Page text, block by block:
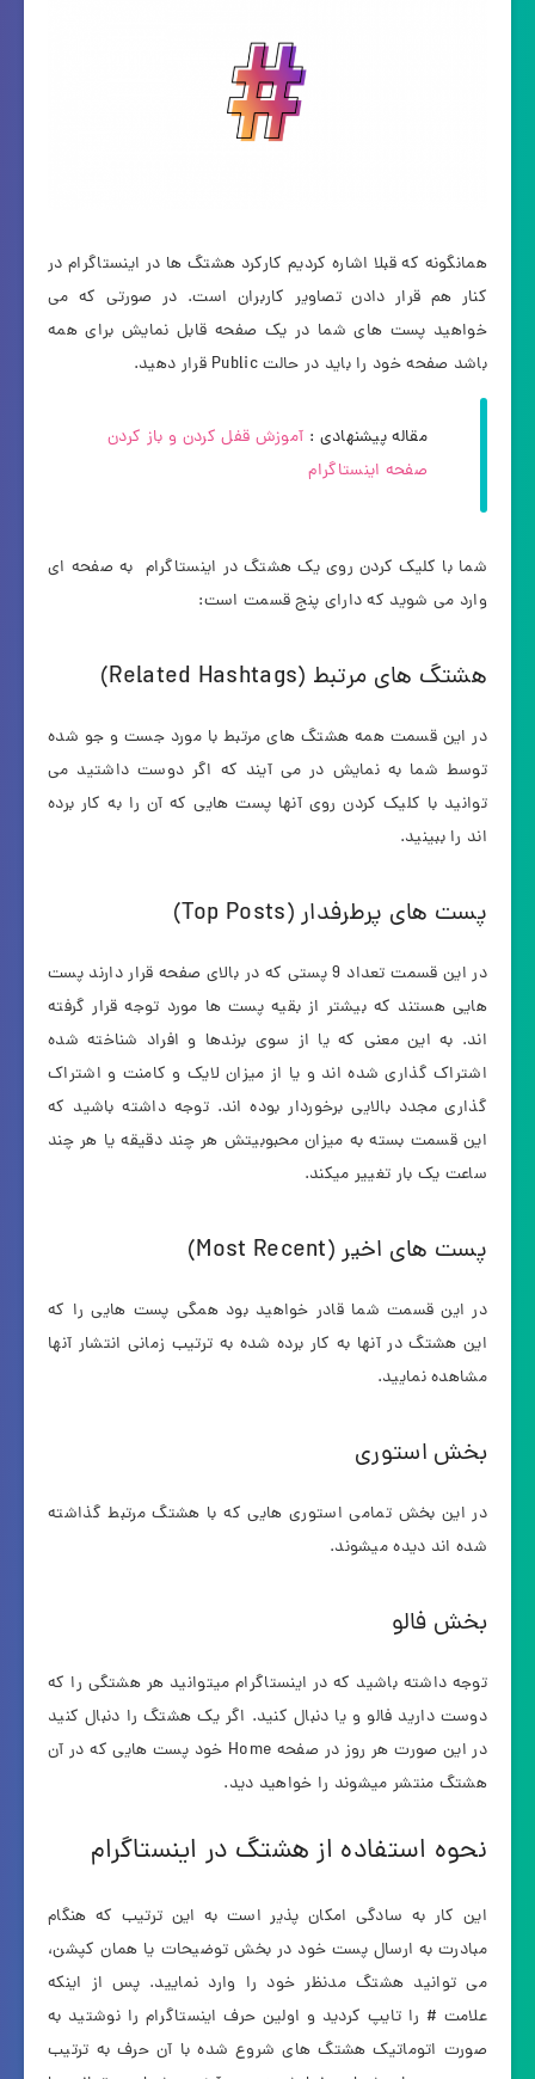
همانگونه که قبلا اشاره کردیم کارکرد هشتگ ها در اینستاگرام در
کنار هم قرار دادن تصاویر کاربران است. در صورتی که می
خواهید پست های شما در یک صفحه قابل نمایش برای همه
باشد صفحه خود را باید در حالت Public قرار دهید.
مقاله پیشنهادی : آموزش قفل كردن و باز کردن
صفحه اينستاگرام
شما با کلیک کردن روی یک هشتگ در اینستاگرام به صفحه ای
وارد می شوید که دارای پنج قسمت است:
هشتگ های مرتبط (Related Hashtags)
در این قسمت همه هشتگ های مرتبط با مورد جست و جو شده
توسط شما به نمایش در می آیند که اگر دوست داشتید می
توانید با کلیک کردن روی آنها پست هایی که آن را به کار برده
اند را ببینید.
پست های پرطرفدار (Top Posts)
در این قسمت تعداد 9 پستی که در بالای صفحه قرار دارند پست
هایی هستند که بیشتر از بقیه پست ها مورد توجه قرار گرفته
اند. به این معنی که یا از سوی برندها و افراد شناخته شده
اشتراک گذاری شده اند و یا از میزان لایک و کامنت و اشتراک
گذاری مجدد بالایی برخوردار بوده اند. توجه داشته باشید که
این قسمت بسته به میزان محبوبیتش هر چند دقیقه یا هر چند
ساعت یک بار تغییر میکند.
پست های اخیر (Most Recent)
در این قسمت شما قادر خواهید بود همگی پست هایی را که
این هشتگ در آنها به کار برده شده به ترتیب زمانی انتشار آنها
مشاهده نمایید.
بخش استوری
در این بخش تمامی استوری هایی که با هشتگ مرتبط گذاشته
شده اند دیده میشوند.
بخش فالو
توجه داشته باشید که در اینستاگرام میتوانید هر هشتگی را که
دوست دارید فالو و یا دنبال کنید. اگر یک هشتگ را دنبال کنید
در این صورت هر روز در صفحه Home خود پست هایی که در آن
هشتگ منتشر میشوند را خواهید دید.
نحوه استفاده از هشتگ در اینستاگرام
این کار به سادگی امکان پذیر است به این ترتیب که هنگام
مبادرت به ارسال پست خود در بخش توضیحات یا همان کپشن،
می توانید هشتگ مدنظر خود را وارد نمایید. پس از اینکه
علامت # را تایپ کردید و اولین حرف اینستاگرام را نوشتید به
صورت اتوماتیک هشتگ های شروع شده با آن حرف به ترتیب